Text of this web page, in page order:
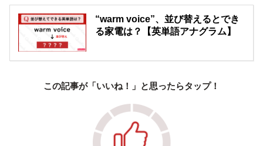
“warm voice”、並び替えるとでき
る家電は？【英単語アナグラム】
この記事が「いいね！」と思ったらタップ！